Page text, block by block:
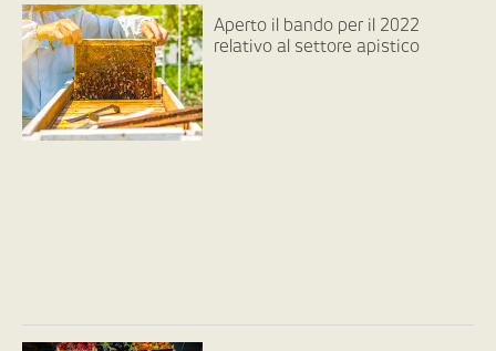
Aperto il bando per il 2022
relativo al settore apistico